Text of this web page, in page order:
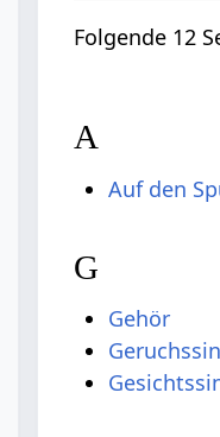
Folgende 12
A
Auf den
G
Gehör